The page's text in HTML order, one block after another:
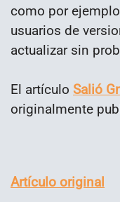
como por
usuarios de
actualizar sin
El artículo Salió
originalmente
Artículo original